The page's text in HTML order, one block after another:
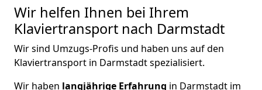
Wir helfen Ihnen bei Ihrem
Klaviertransport nach Darmstadt
Wir sind Umzugs-Profis und haben uns auf den
Klaviertransport in Darmstadt spezialisiert.
Wir haben langjährige Erfahrung in Darmstadt im